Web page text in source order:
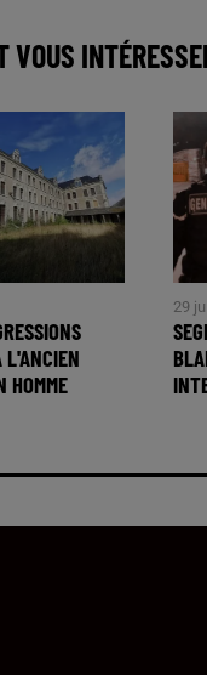
VOUS
L'ANCIEN
HOMME
29